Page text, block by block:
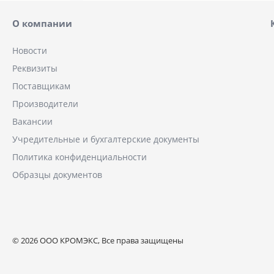
О компании
Новости
Реквизиты
Поставщикам
Производители
Вакансии
Учредительные и бухгалтерские документы
Политика конфиденциальности
Образцы документов
© 2026 ООО КРОМЭКС, Все права защищены